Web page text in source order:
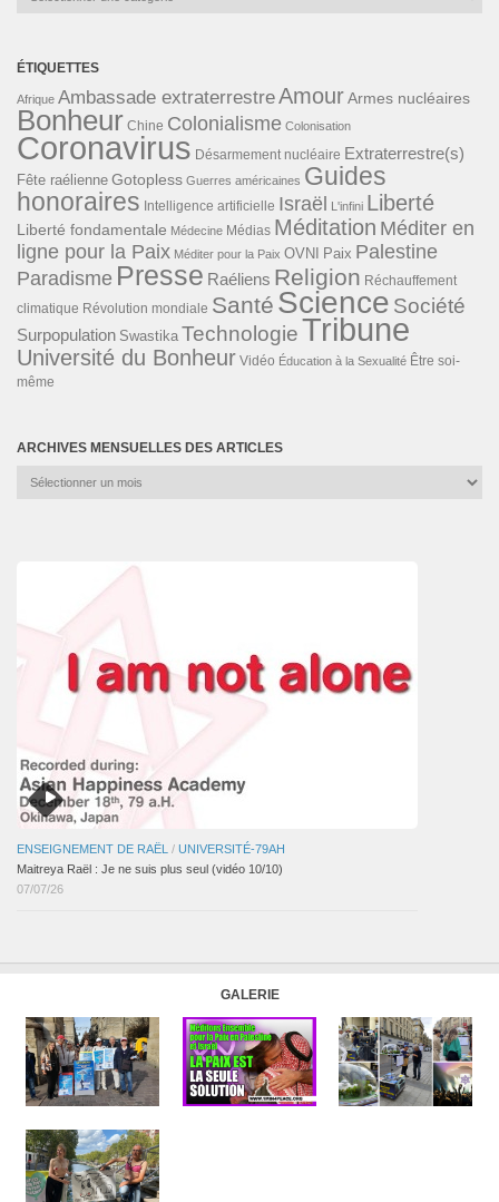
ÉTIQUETTES
Afrique Ambassade extraterrestreAmourArmes nucléaires
Bonheur Chine Colonialisme Colonisation
Coronavirus Désarmement nucléaire Extraterrestre(s)
Fête raélienne Gotopless Guerres américaines Guides
honoraires Intelligence artificielle Israël L'infini Liberté
Liberté fondamentale Médecine Médias Méditation Méditer en
ligne pour la Paix Méditer pour la Paix OVNI Paix Palestine
Paradisme Presse Raéliens Religion Réchauffement
climatique Révolution mondiale Santé Science Société
Surpopulation Swastika TechnologieTribune
Université du Bonheur Vidéo Éducation à la Sexualité Être soi-
même
ARCHIVES MENSUELLES DES ARTICLES
Archives
ENSEIGNEMENT DE RAËL / UNIVERSITÉ-79AH
Maitreya Raël : Je ne suis plus seul (vidéo 10/10)
07/07/26
GALERIE